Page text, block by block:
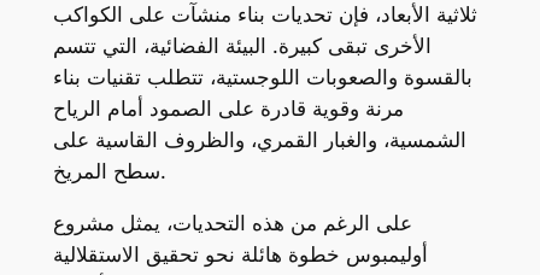
ثلاثية الأبعاد، فإن تحديات بناء منشآت على الكواكب
الأخرى تبقى كبيرة. البيئة الفضائية، التي تتسم
بالقسوة والصعوبات اللوجستية، تتطلب تقنيات بناء
مرنة وقوية قادرة على الصمود أمام الرياح
الشمسية، والغبار القمري، والظروف القاسية على
سطح المريخ.
على الرغم من هذه التحديات، يمثل مشروع
أوليمبوس خطوة هائلة نحو تحقيق الاستقلالية